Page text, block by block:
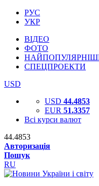
РУС
УКР
ВІДЕО
ФОТО
СПЕЦПРОЕКТИ
USD
USD 44.4853
EUR 51.3357
Всі курси валют
44.4853
Авторизація
Пошук
RU